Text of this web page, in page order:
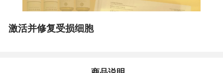
激活并修复受损细胞